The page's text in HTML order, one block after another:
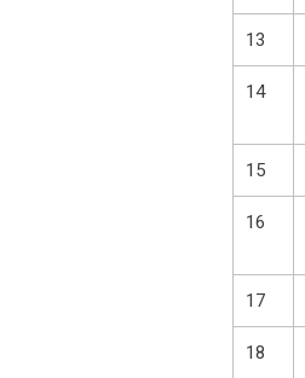
13
14
15
16
17
18